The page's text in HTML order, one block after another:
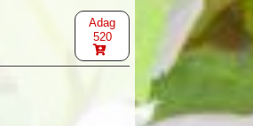
Adag
520